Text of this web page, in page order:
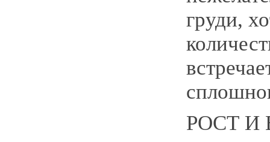
груди,
РОСТ И